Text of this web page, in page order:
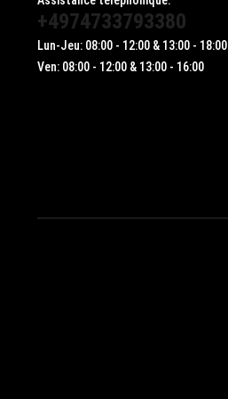
+4974733793380
Lun-Jeu: 08:00 - 12:00 & 13:00 - 18:00
Ven: 08:00 - 12:00 & 13:00 - 16:00